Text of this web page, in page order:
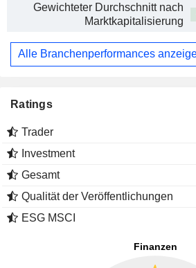
Gewichteter Durchschnitt nach
Marktkapitalisierung
Alle Branchenperformances
Ratings
Trader
Investment
Gesamt
Qualität der Veröffentlichungen
ESG MSCI